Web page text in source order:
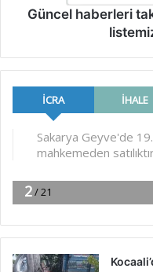
Güncel haberleri